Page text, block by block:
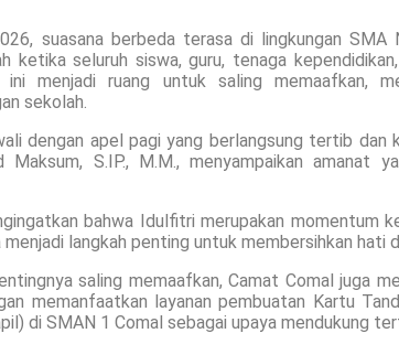
suasana berbeda terasa di lingkungan SMA
ketika seluruh siswa, guru, tenaga
menjadi ruang untuk saling memaafkan,
sekolah.
dengan apel pagi yang berlangsung tertib
Maksum, S.IP., M.M., menyampaikan amanat
bahwa Idulfitri merupakan
langkah penting untuk membersihkan hati
saling memaafkan, Camat Comal juga
memanfaatkan layanan pembuatan Kartu
di SMAN 1 Comal sebagai upaya mendukung